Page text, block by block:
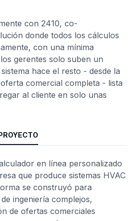
con 2410, co-
donde todos los cálculos
con una mínima
gerentes solo suben un
hace el resto - desde la
comercial completa - lista
al cliente en solo unas
en línea personalizado
que produce sistemas HVAC
se construyó para
ingeniería complejos,
de ofertas comerciales